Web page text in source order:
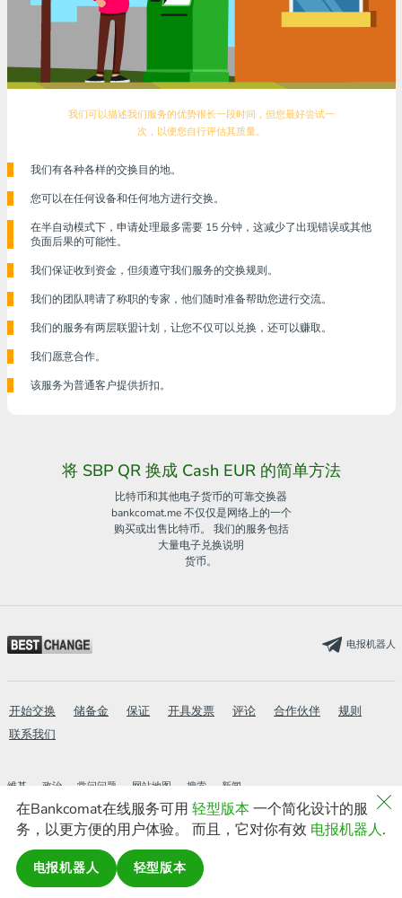
我们可以描述我们服务的优势很长一段时间，但您最好尝试一
次，以便您自行评估其质量。
我们有各种各样的交换目的地。
您可以在任何设备和任何地方进行交换。
在半自动模式下，申请处理最多需要 15 分钟，这减少了出现错误或其他
负面后果的可能性。
我们保证收到资金，但须遵守我们服务的交换规则。
我们的团队聘请了称职的专家，他们随时准备帮助您进行交流。
我们的服务有两层联盟计划，让您不仅可以兑换，还可以赚取。
我们愿意合作。
该服务为普通客户提供折扣。
将 SBP QR 换成 Cash EUR 的简单方法
比特币和其他电子货币的可靠交换器
bankcomat.me 不仅仅是网络上的一个
购买或出售比特币。 我们的服务包括
大量电子兑换说明
货币。
在Bankcomat在线服务可用 轻型版本一个简化设计的服
务，以更方便的用户体验。 而且，它对你有效 电报机器人.
电报机器人 轻型版本
电报机器人
开始交换 储备金 保证 开具发票 评论 合作伙伴
规则
联系我们
维基 政治 常问问题 网站地图 搜索
新闻
AML
轻型版本new
© 2016-2026 bankcomat.me